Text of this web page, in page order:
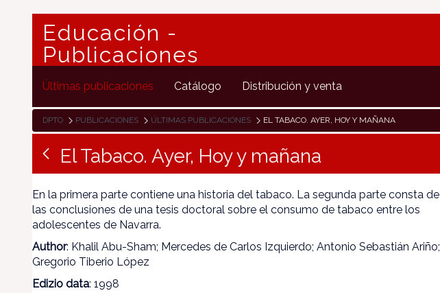
Educación -
Publicaciones
Últimas publicaciones Catálogo Distribución y venta
DPTO PUBLICACIONES ÚLTIMAS PUBLICACIONES EL TABACO. AYER, HOY Y MAÑANA
El Tabaco. Ayer, Hoy y mañana
En la primera parte contiene una historia del tabaco. La segunda parte consta de
las conclusiones de una tesis doctoral sobre el consumo de tabaco entre los
adolescentes de Navarra.
Author: Khalil Abu-Sham; Mercedes de Carlos Izquierdo; Antonio Sebastián Ariño;
Gregorio Tiberio López
Edizio data: 1998